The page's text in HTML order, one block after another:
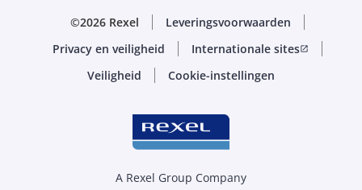
©2026 Rexel
Leveringsvoorwaarden
Privacy en veiligheid
Internationale sitesopen_in_new
Veiligheid Cookie-instellingen
A Rexel Group Company